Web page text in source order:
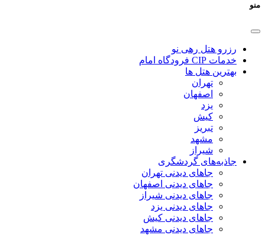
منو
رزرو هتل رهی نو
خدمات CIP فرودگاه امام
بهترین هتل ها
تهران
اصفهان
یزد
کیش
تبریز
مشهد
شیراز
جاذبه‌های گردشگری
جاهای دیدنی تهران
جاهای دیدنی اصفهان
جاهای دیدنی شیراز
جاهای دیدنی یزد
جاهای دیدنی کیش
جاهای دیدنی مشهد